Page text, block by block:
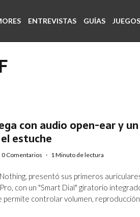
ENTREVISTAS GUÍAS JUEGOS
con audio open-ear y
estuche
0 Comentarios · 1 Minuto de lectura
presentó sus primeros
con un "Smart Dial" giratorio
permite controlar volumen, reproducción